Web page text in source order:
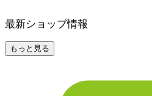
最新ショップ情報
もっと見る